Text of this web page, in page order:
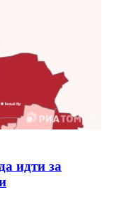
идти за